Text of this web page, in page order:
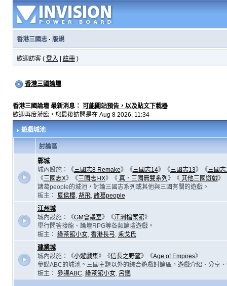
香港三國志· 版規
歡迎訪客 ( 登入 註冊)
香港三國論壇
香港三國論壇 最新消息： 可能關站預告，以及貼文下載器
歡迎再度蒞臨，您最後訪問是在 Aug 8 2026, 11:34
遊戲城池
討論區
鄴城
城內設施：《三國志8 Remake》《三國志14》《三國志13》《三國
《三國志X》《三國志I-IX》《真．三國無雙系列 》《其他三國遊戲》
諸葛people的城池，討論三國志系列或其他與三國有關的遊戲。
板主：
夏侯櫻, 胡飛, 諸葛people
江州城
城內設施：《GM會議室》《江洲檔案館》
舉行問答接龍、論壇RPG等各類論壇遊戲。
板主： 綠茶館小女, 香港長弓, 耒戈氏
建業城
城內設施：《小遊戲集》《信長之野望》《Age of Empires》
參謀ABC的城池。三國主題以外的綜合遊戲討論區，遊戲介紹、分享
板主： 參謀ABC, 綠茶館小女, 呂遜